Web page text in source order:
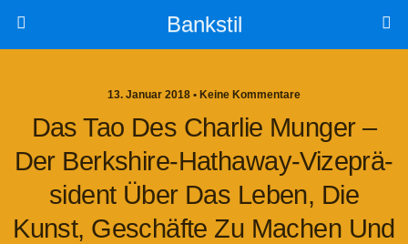
Bankstil
13. Januar 2018 • Keine Kommentare
Das Tao Des Char­lie Mun­ger –
Der Berkshire-Hat­ha­way-Vize­prä­
Si­dent Über Das Leben, Die
Kunst, Geschäf­te Zu Machen Und